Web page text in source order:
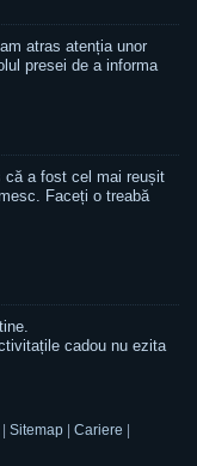
atras atenția unor
presei de a informa
că a fost cel mai reușit
Faceți o treabă
cadou nu ezita
Sitemap Cariere